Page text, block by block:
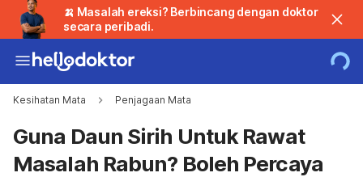
🍌 Masalah ereksi? Berbincang dengan doktor
secara peribadi.
Kesihatan Mata Penjagaan Mata
Guna Daun Sirih Untuk Rawat
Masalah Rabun? Boleh Percaya